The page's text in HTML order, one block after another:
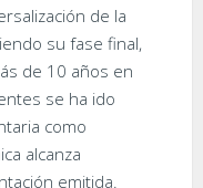
de la
su fase final,
de 10 años en
se ha ido
como
alcanza
emitida.